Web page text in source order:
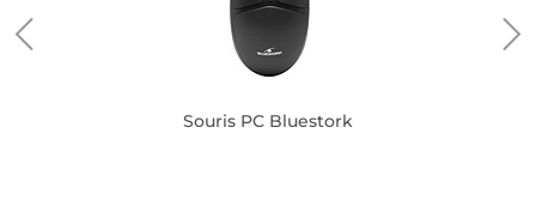
Souris PC Bluestork